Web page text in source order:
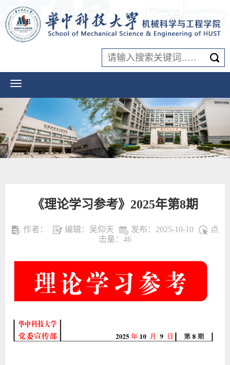
《理论学习参考》2025年第8期
作者： 编辑：吴仰天 发布：2025-10-10
点
击量： 46